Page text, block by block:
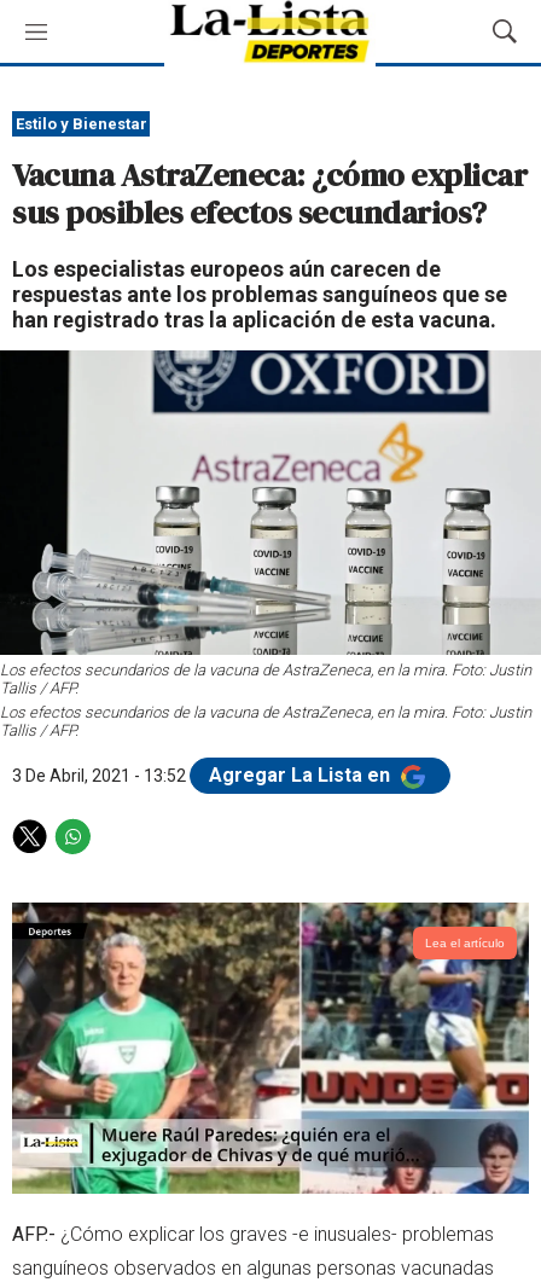
M
e
ú
M
o
a
r
q
e
Estilo y Bienestar
Vacuna AstraZeneca: ¿cómo explicar
sus posibles efectos secundarios?
Los especialistas europeos aún carecen de
respuestas ante los problemas sanguíneos que se
han registrado tras la aplicación de esta vacuna.
Los efectos secundarios de la vacuna de AstraZeneca, en la mira. Foto: Justin
Tallis / AFP.
Los efectos secundarios de la vacuna de AstraZeneca, en la mira. Foto: Justin
Tallis / AFP.
3 De Abril, 2021 - 13:52 Agregar La Lista en
T
i
t
t
e
W
a
t
a
p
p
Lea el artículo
AFP.- ¿Cómo explicar los graves -e inusuales- problemas
sanguíneos observados en algunas personas vacunadas